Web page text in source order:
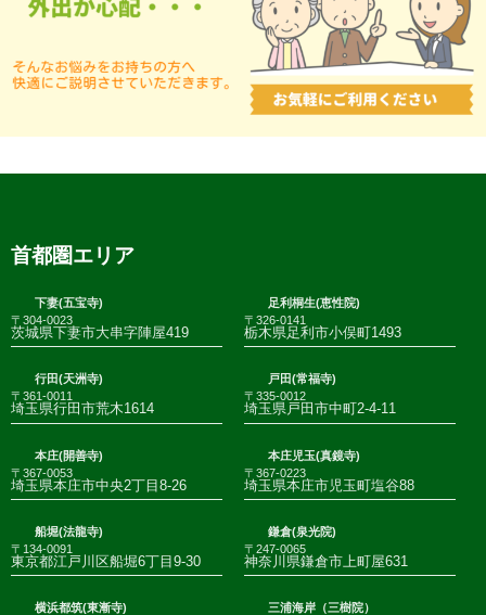
首都圏エリア
下妻(五宝寺)
〒304-0023
茨城県下妻市大串字陣屋419
足利桐生(恵性院)
〒326-0141
栃木県足利市小俣町1493
行田(天洲寺)
〒361-0011
埼玉県行田市荒木1614
戸田(常福寺)
〒335-0012
埼玉県戸田市中町2-4-11
本庄(開善寺)
〒367-0053
埼玉県本庄市中央2丁目8-26
本庄児玉(真鏡寺)
〒367-0223
埼玉県本庄市児玉町塩谷88
船堀(法龍寺)
〒134-0091
東京都江戸川区船堀6丁目9-30
鎌倉(泉光院)
〒247-0065
神奈川県鎌倉市上町屋631
横浜都筑(東漸寺)
三浦海岸（三樹院）